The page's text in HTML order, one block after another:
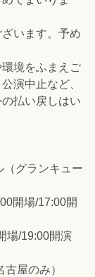
います。予め
境をふまえご
演中止など、
払い戻しはい
（グランキュー
開場/17:00開
場/19:00開演
屋のみ）